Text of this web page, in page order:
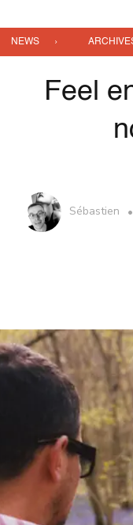
NEWS
Feel
Sébastien